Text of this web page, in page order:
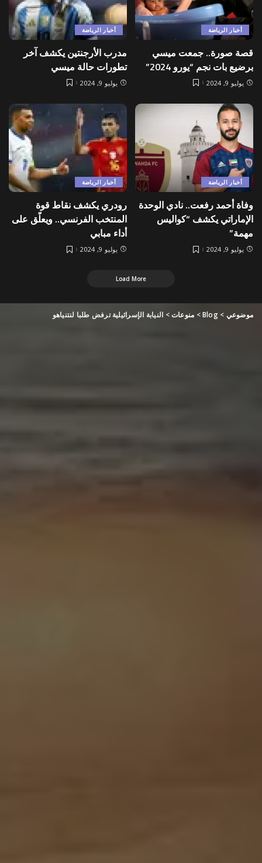
أخبار الرياضة
قصة صورة.. جمعت ميسي
برضيع بات نجم “يورو 2024”
يوليو 9, 2024
أخبار الرياضة
مدرب الأرجنتين يكشف آخر
تطورات حالة ميسي
يوليو 9, 2024
أخبار الرياضة
وفاة أحمد رفعت.. نادي الوحدة
الإماراتي يكشف “كواليس
مهمة”
يوليو 9, 2024
أخبار الرياضة
رودري يكشف نقاط قوة
المنتخب الفرنسي.. ويعلّق على
أداء مبابي
يوليو 9, 2024
Load More
موضوعي >
Blog
> منوعات> النيابة الإسرائيلية ترفض طلبا لنتنياهو